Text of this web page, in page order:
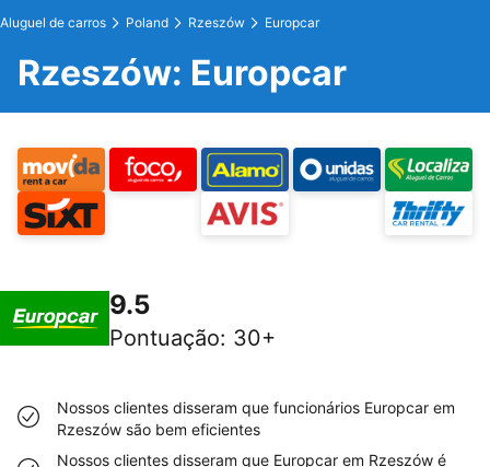
Aluguel de carros Poland Rzeszów Europcar
Rzeszów: Europcar
9.5
Pontuação: 30+
Nossos clientes disseram que funcionários Europcar em
Rzeszów são bem eficientes
Nossos clientes disseram que Europcar em Rzeszów é